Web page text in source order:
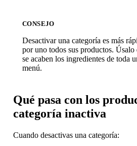
CONSEJO
Desactivar una categoría es más
por uno todos sus productos.
se acaben los ingredientes de toda
menú.
Qué pasa con los
categoría inactiva
Cuando desactivas una categoría: